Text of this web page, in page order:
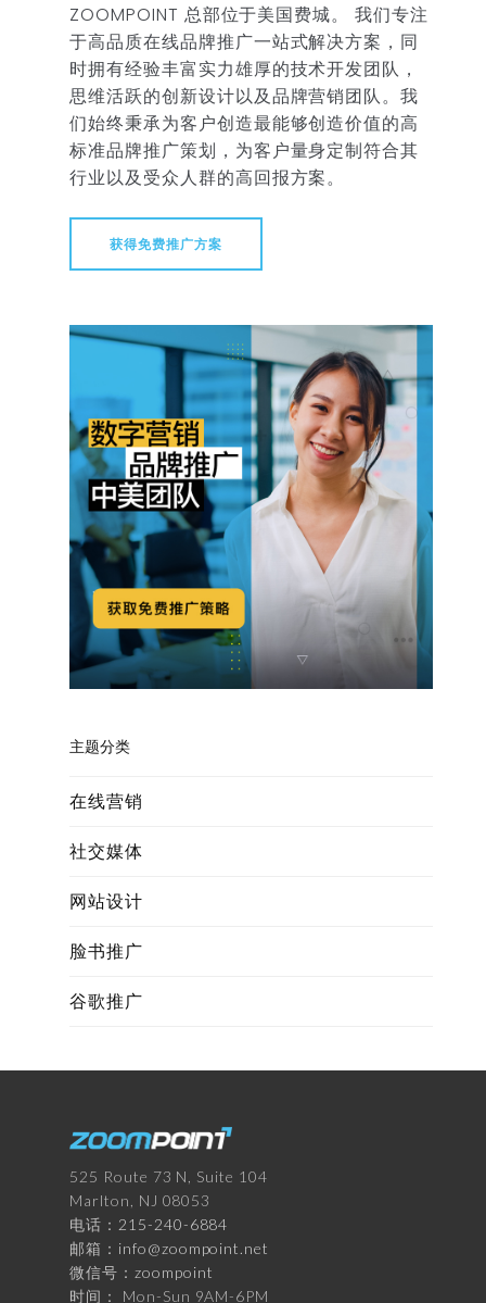
ZOOMPOINT 总部位于美国费城。 我们专注
于高品质在线品牌推广一站式解决方案，同
时拥有经验丰富实力雄厚的技术开发团队，
思维活跃的创新设计以及品牌营销团队。我
们始终秉承为客户创造最能够创造价值的高
标准品牌推广策划，为客户量身定制符合其
行业以及受众人群的高回报方案。
获得免费推广方案
主题分类
在线营销
社交媒体
网站设计
脸书推广
谷歌推广
525 Route 73 N, Suite 104
Marlton, NJ 08053
电话： 215-240-6884
邮箱： info@zoompoint.net
微信号： zoompoint
时间： Mon-Sun 9AM-6PM